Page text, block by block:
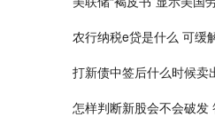
农行纳税e贷是什么 可缓
打新债中签后什么时候卖
怎样判断新股会不会破发